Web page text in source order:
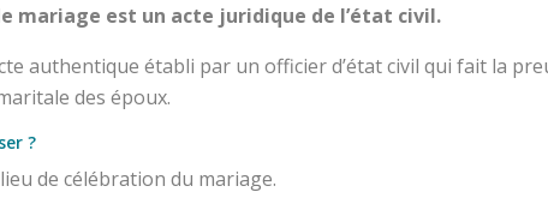
mariage est un acte juridique de l’état civil.
authentique établi par un officier d’état civil qui fait la
des époux.
?
de célébration du mariage.